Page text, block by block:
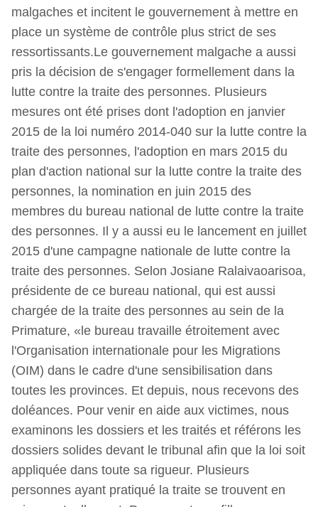
malgaches et incitent le gouvernement à mettre en
place un système de contrôle plus strict de ses
ressortissants.Le gouvernement malgache a aussi
pris la décision de s'engager formellement dans la
lutte contre la traite des personnes. Plusieurs
mesures ont été prises dont l'adoption en janvier
2015 de la loi numéro 2014-040 sur la lutte contre la
traite des personnes, l'adoption en mars 2015 du
plan d'action national sur la lutte contre la traite des
personnes, la nomination en juin 2015 des
membres du bureau national de lutte contre la traite
des personnes. Il y a aussi eu le lancement en juillet
2015 d'une campagne nationale de lutte contre la
traite des personnes. Selon Josiane Ralaivaoarisoa,
présidente de ce bureau national, qui est aussi
chargée de la traite des personnes au sein de la
Primature, «le bureau travaille étroitement avec
l'Organisation internationale pour les Migrations
(OIM) dans le cadre d'une sensibilisation dans
toutes les provinces. Et depuis, nous recevons des
doléances. Pour venir en aide aux victimes, nous
examinons les dossiers et les traités et référons les
dossiers solides devant le tribunal afin que la loi soit
appliquée dans toute sa rigueur. Plusieurs
personnes ayant pratiqué la traite se trouvent en